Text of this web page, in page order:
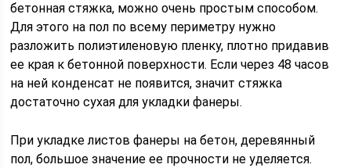
бетонная стяжка, можно очень простым способом.
Для этого на пол по всему периметру нужно
разложить полиэтиленовую пленку, плотно придавив
ее края к бетонной поверхности. Если через 48 часов
на ней конденсат не появится, значит стяжка
достаточно сухая для укладки фанеры.
При укладке листов фанеры на бетон, деревянный
пол, большое значение ее прочности не уделяется.